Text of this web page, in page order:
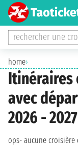
rechercher une
home›
Itinéraires
avec
2026 - 2027
ops- aucune